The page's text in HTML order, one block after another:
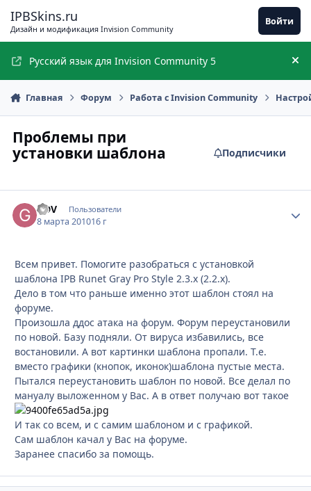
IPBSkins.ru
Дизайн и модификация Invision Community
Войти
Русский язык для Invision Community 5
Главная Форум Работа с Invision Community
Проблемы при
установки шаблона
Подписчики
GDV Пользователи
8 марта 201016 г
Всем привет. Помогите разобраться с установкой
шаблона IPB Runet Gray Pro Style 2.3.x (2.2.x).
Дело в том что раньше именно этот шаблон стоял на
форуме.
Произошла ддос атака на форум. Форум переустановили
по новой. Базу подняли. От вируса избавились, все
востановили. А вот картинки шаблона пропали. Т.е.
вместо графики (кнопок, иконок)шаблона пустые места.
Пытался переустановить шаблон по новой. Все делал по
мануалу выложенном у Вас. А в ответ получаю вот такое
И так со всем, и с самим шаблоном и с графикой.
Сам шаблон качал у Вас на форуме.
Заранее спасибо за помощь.